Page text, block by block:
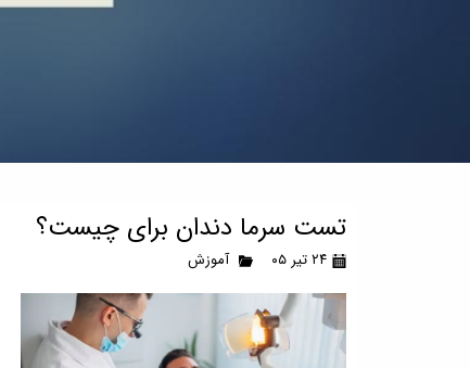
تست سرما دندان برای چیست؟
۲۴ تیر ۰۵
آموزش